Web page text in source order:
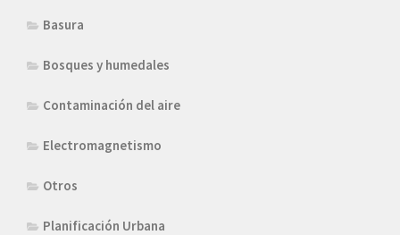
Basura
Bosques y humedales
Contaminación del aire
Electromagnetismo
Otros
Planificación Urbana